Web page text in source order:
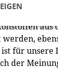
sind der
aus
ist für
der